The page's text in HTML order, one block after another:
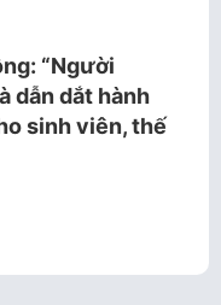
“Người
dẫn dắt hành
sinh viên, thế